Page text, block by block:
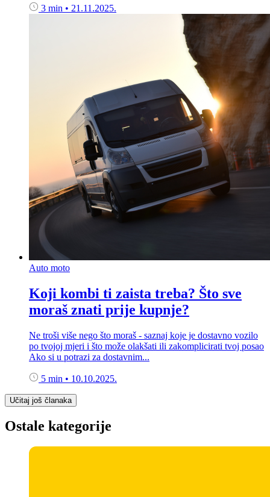
3 min • 21.11.2025.
Auto moto
Koji kombi ti zaista treba? Što sve
moraš znati prije kupnje?
Ne troši više nego što moraš - saznaj koje je dostavno vozilo
po tvojoj mjeri i što može olakšati ili zakomplicirati tvoj posao
Ako si u potrazi za dostavnim...
5 min • 10.10.2025.
Učitaj još članaka
Ostale kategorije